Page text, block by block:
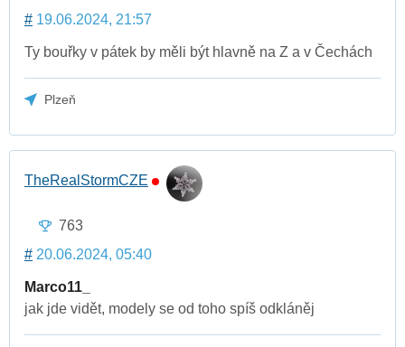
# 19.06.2024, 21:57
Ty bouřky v pátek by měli být hlavně na Z a v Čechách
Plzeň
TheRealStormCZE
763
# 20.06.2024, 05:40
Marco11_
jak jde vidět, modely se od toho spíš odkláněj